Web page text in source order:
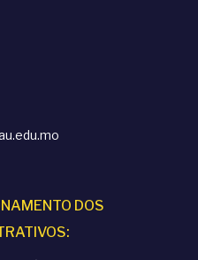
DOS